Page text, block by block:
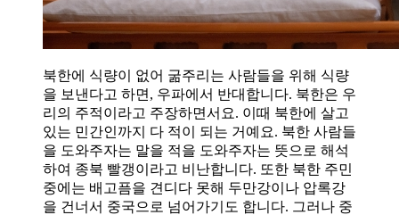
북한에 식량이 없어 굶주리는 사람들을 위해 식량
을 보낸다고 하면, 우파에서 반대합니다. 북한은 우
리의 주적이라고 주장하면서요. 이때 북한에 살고
있는 민간인까지 다 적이 되는 거예요. 북한 사람들
을 도와주자는 말을 적을 도와주자는 뜻으로 해석
하여 종북 빨갱이라고 비난합니다. 또한 북한 주민
중에는 배고픔을 견디다 못해 두만강이나 압록강
을 건너서 중국으로 넘어가기도 합니다. 그러나 중